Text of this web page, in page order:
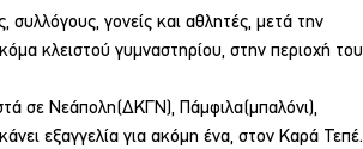
συλλόγους, γονείς και αθλητές, μετά την
κλειστού γυμναστηρίου, στην περιοχή του
σε Νεάπολη(ΔΚΓΝ), Πάμφιλα(μπαλόνι),
εξαγγελία για ακόμη ένα, στον Καρά Τεπέ.